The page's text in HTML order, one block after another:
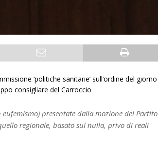
‘politiche sanitarie’ sull’ordine del giorno
consigliare del Carroccio
presentate dalla mozione del Partito
regionale, basato sul nulla, privo di reali